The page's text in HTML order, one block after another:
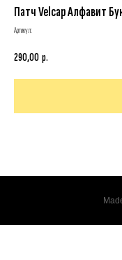
Патч Velcap Алфавит
Артикул:
290,00 р.